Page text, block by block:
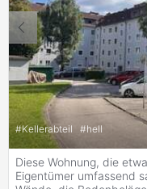
#Kellerabteil #hell
Diese Wohnung, die
Eigentümer umfassend